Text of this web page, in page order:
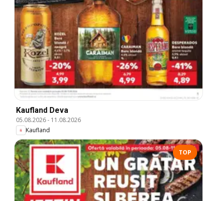
Kaufland Deva
05.08.2026- 11.08.2026
Kaufland
TOP